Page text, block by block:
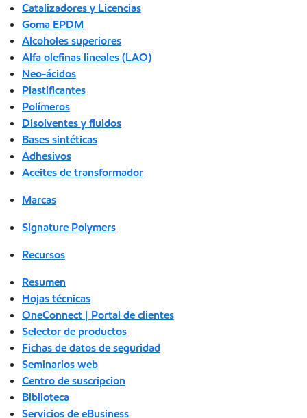
Catalizadores y Licencias
Goma EPDM
Alcoholes superiores
Alfa olefinas lineales (LAO)
Neo-ácidos
Plastificantes
Polímeros
Disolventes y fluidos
Bases sintéticas
Adhesivos
Aceites de transformador
Marcas
Signature Polymers
Recursos
Resumen
Hojas técnicas
OneConnect | Portal de clientes
Selector de productos
Fichas de datos de seguridad
Seminarios web
Centro de suscripcion
Biblioteca
Servicios de eBusiness